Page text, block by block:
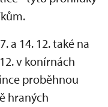
a 14. 12. také na
v konírnách
proběhnou
hraných